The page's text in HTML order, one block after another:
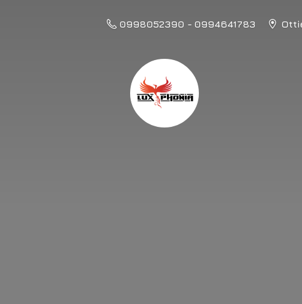
0998052390 - 0994641783